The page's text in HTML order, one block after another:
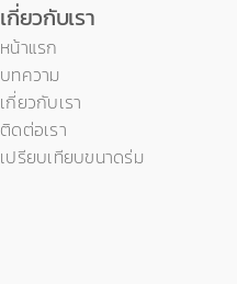
เกี่ยวกับเรา
หน้าแรก
บทความ
เกี่ยวกับเรา
ติดต่อเรา
เปรียบเทียบขนาดร่ม